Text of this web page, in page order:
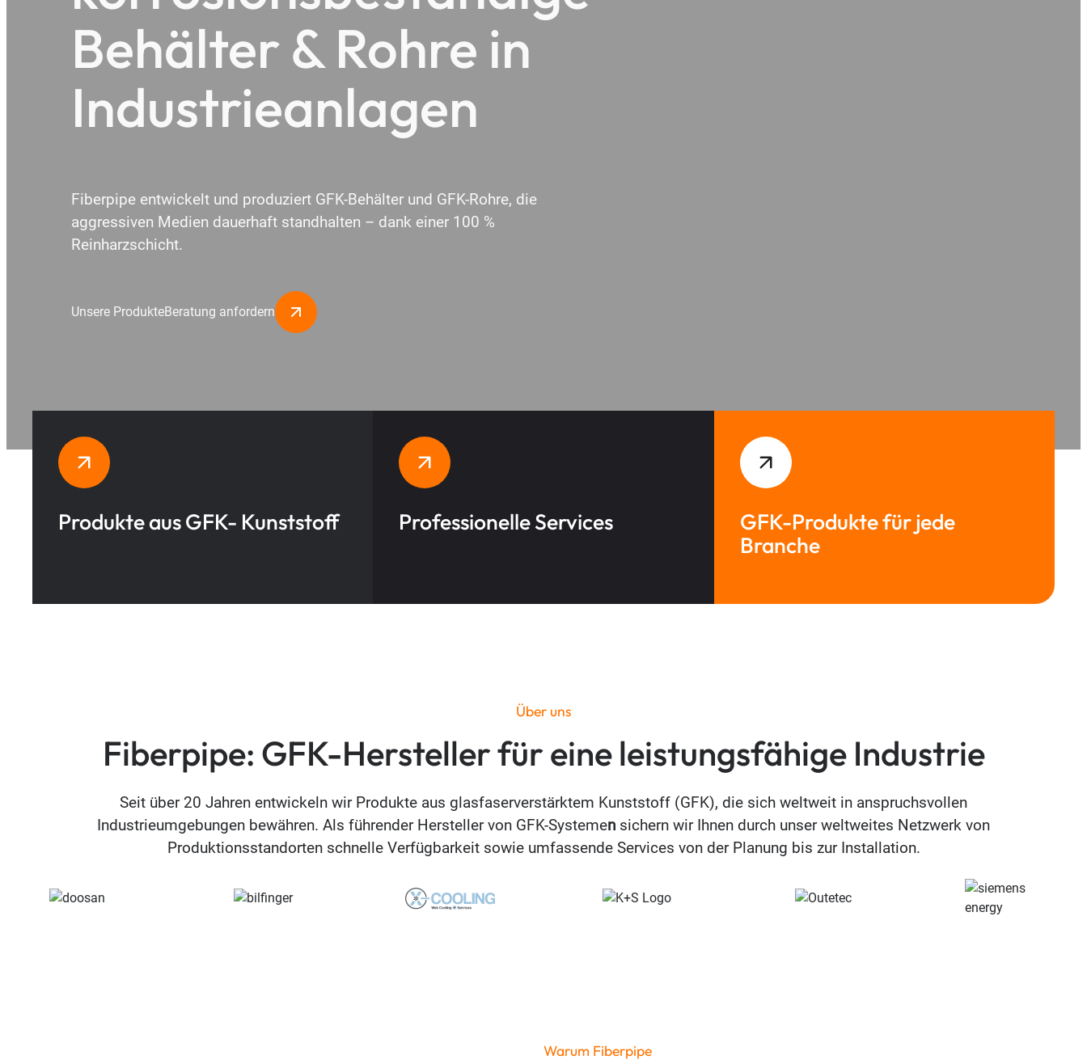
Behälter & Rohre in
Industrieanlagen
Fiberpipe entwickelt und produziert GFK-Behälter und GFK-Rohre, die
aggressiven Medien dauerhaft standhalten – dank einer 100 %
Reinharzschicht.
Unsere ProdukteBeratung anfordern
Produkte aus GFK- Kunststoff Professionelle Services GFK-Produkte für jede
Branche
Über uns
Fiberpipe: GFK-Hersteller für eine leistungsfähige Industrie
Seit über 20 Jahren entwickeln wir Produkte aus glasfaserverstärktem Kunststoff (GFK), die sich weltweit in anspruchsvollen
Industrieumgebungen bewähren. Als führender Hersteller von GFK-Systemen sichern wir Ihnen durch unser weltweites Netzwerk von
Produktionsstandorten schnelle Verfügbarkeit sowie umfassende Services von der Planung bis zur Installation.
Warum Fiberpipe